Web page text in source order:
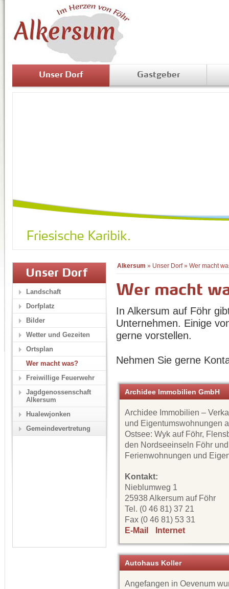
Unser Dorf Gastgeber
Alkersum » Unser Dorf» Wer macht
Wer macht
In Alkersum auf Föhr
Unternehmen. Einige
gerne vorstellen.
Nehmen Sie gerne
Archidee Immobilien GmbH
Archidee Immobilien –
und Eigentumswohnungen
Ostsee: Wyk auf Föhr,
den Nordseeinseln Föhr
Ferienwohnungen und
Kontakt:
Nieblumweg 1
25938 Alkersum auf Föhr
Tel. (0 46 81) 37 21
Fax (0 46 81) 53 31
E-Mail
Internet
Autohaus Koller
Angefangen in Oevenum
Unser Dorf
Landschaft
Dorfplatz
Bilder
Wetter und Gezeiten
Ortsplan
Wer macht was?
Freiwillige Feuerwehr
Jagdgenossenschaft
Alkersum
Hualewjonken
Gemeindevertretung